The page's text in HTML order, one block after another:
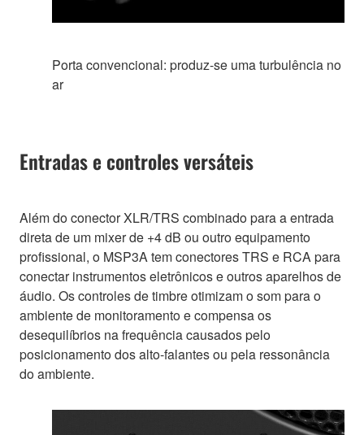
Porta convencional: produz-se uma turbulência no
ar
Entradas e controles versáteis
Além do conector XLR/TRS combinado para a entrada
direta de um mixer de +4 dB ou outro equipamento
profissional, o MSP3A tem conectores TRS e RCA para
conectar instrumentos eletrônicos e outros aparelhos de
áudio. Os controles de timbre otimizam o som para o
ambiente de monitoramento e compensa os
desequilíbrios na frequência causados pelo
posicionamento dos alto-falantes ou pela ressonância
do ambiente.